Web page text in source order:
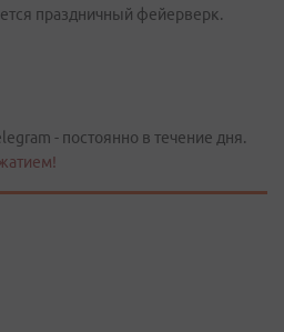
праздничный фейерверк.
- постоянно в течение дня.